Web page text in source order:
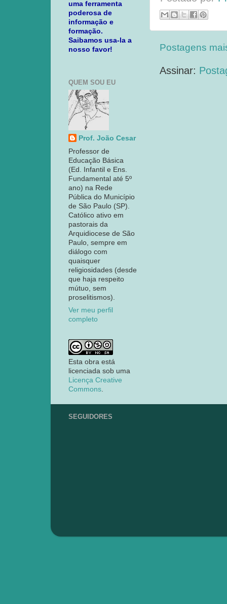
Postagens
Assinar:
uma ferramenta
poderosa de
informação e
formação.
Saibamos usa-la a
nosso favor!
QUEM SOU EU
Prof. João Cesar
Professor de
Educação Básica
(Ed. Infantil e Ens.
Fundamental até 5º
ano) na Rede
Pública do Município
de São Paulo (SP).
Católico ativo em
pastorais da
Arquidiocese de São
Paulo, sempre em
diálogo com
quaisquer
religiosidades (desde
que haja respeito
mútuo, sem
proselitismos).
Ver meu perfil
completo
Esta obra está
licenciada sob uma
Licença Creative
Commons.
SEGUIDORES